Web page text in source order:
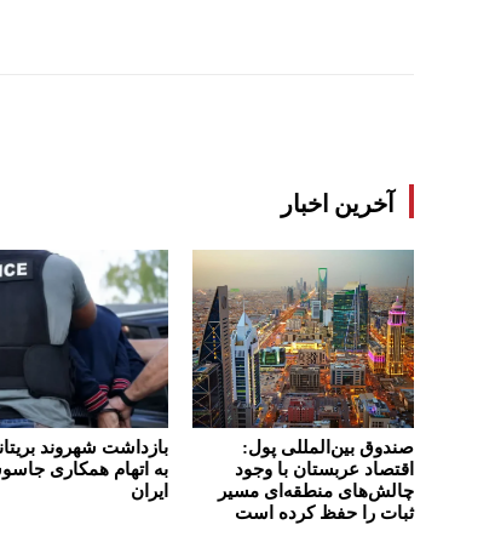
آخرین اخبار
صندوق بین‌المللی پول:
اقتصاد عربستان با وجود
چالش‌های منطقه‌ای مسیر
ثبات را حفظ کرده است
بازداشت شهروند
به اتهام همکاری
ایران